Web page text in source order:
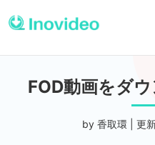
FOD動画をダ
by 香取環 | 更